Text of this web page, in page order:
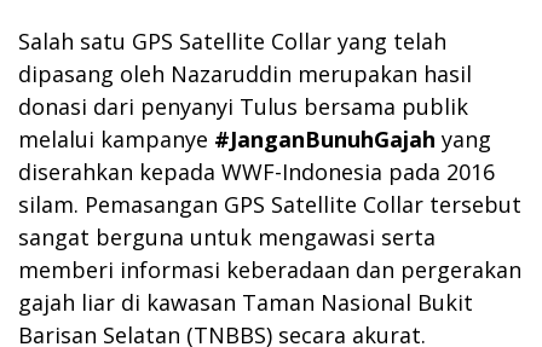
Salah satu GPS Satellite Collar yang telah
dipasang oleh Nazaruddin merupakan hasil
donasi dari penyanyi Tulus bersama publik
melalui kampanye #JanganBunuhGajah yang
diserahkan kepada WWF-Indonesia pada 2016
silam. Pemasangan GPS Satellite Collar tersebut
sangat berguna untuk mengawasi serta
memberi informasi keberadaan dan pergerakan
gajah liar di kawasan Taman Nasional Bukit
Barisan Selatan (TNBBS) secara akurat.